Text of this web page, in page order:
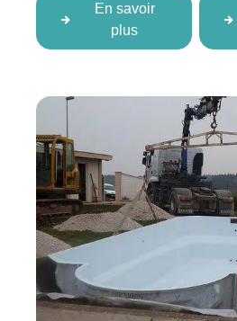
En savoir
plus